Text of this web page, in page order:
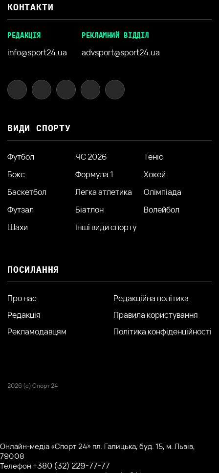
КОНТАКТИ
РЕДАКЦІЯ
info@sport24.ua
РЕКЛАМНИЙ ВІДДІЛ
advsport@sport24.ua
ВИДИ СПОРТУ
Футбол ЧС 2026
Теніс
Бокс
Формула 1
Хокей
Баскетбол
Легка атлетика
Олімпіада
Футзал
Біатлон
Волейбол
Шахи
Інші види спорту
ПОСИЛАННЯ
Про нас
Редакція
Рекламодавцям
Редакційна політика
Правила користування
Політика конфіденційності
2026 (с) Спорт 24
Онлайн-медіа «Спорт 24» пл. Галицька, буд. 15, м. Львів,
79008
Телефон +380 (32) 229-77-77